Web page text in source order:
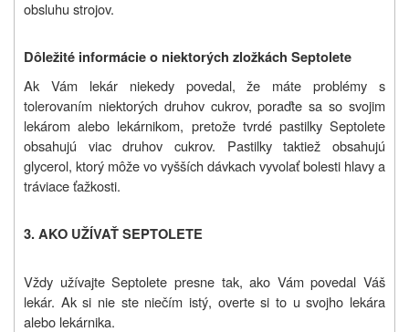
obsluhu strojov.
Dôležité informácie o niektorých zložkách Septolete
Ak Vám lekár niekedy povedal, že máte problémy s
tolerovaním niektorých druhov cukrov, poraďte sa so svojim
lekárom alebo lekárnikom, pretože tvrdé pastilky Septolete
obsahujú viac druhov cukrov. Pastilky taktiež obsahujú
glycerol, ktorý môže vo vyšších dávkach vyvolať bolesti hlavy a
tráviace ťažkosti.
3. AKO UŽÍVAŤ SEPTOLETE
Vždy užívajte Septolete presne tak, ako Vám povedal Váš
lekár. Ak si nie ste niečím istý, overte si to u svojho lekára
alebo lekárnika.